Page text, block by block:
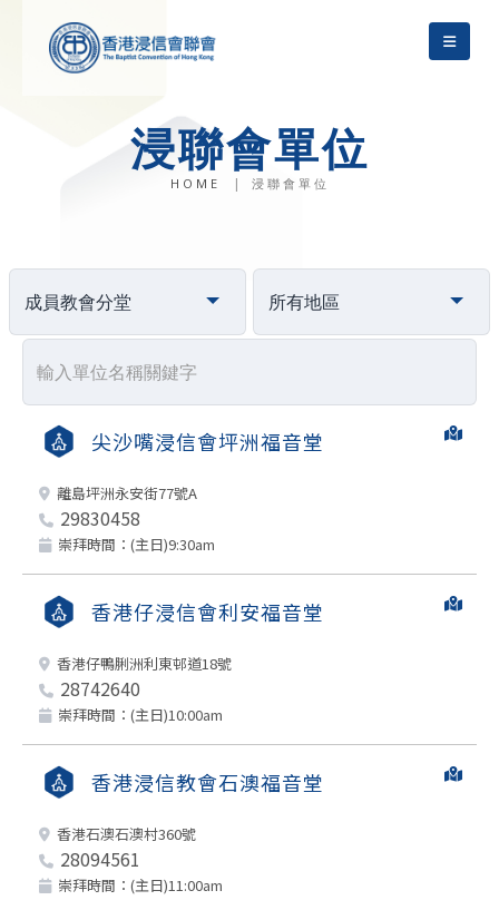
浸聯會單位
HOME 浸聯會單位
尖沙嘴浸信會坪洲福音堂
離島坪洲永安街77號A
29830458
崇拜時間：(主日)9:30am
香港仔浸信會利安福音堂
香港仔鴨脷洲利東邨道18號
28742640
崇拜時間：(主日)10:00am
香港浸信教會石澳福音堂
香港石澳石澳村360號
28094561
崇拜時間：(主日)11:00am